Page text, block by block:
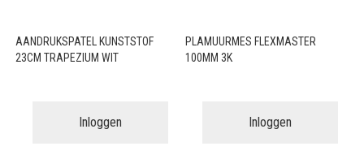
AANDRUKSPATEL KUNSTSTOF
23CM TRAPEZIUM WIT
Inloggen
PLAMUURMES FLEXMASTER
100MM 3K
Inloggen